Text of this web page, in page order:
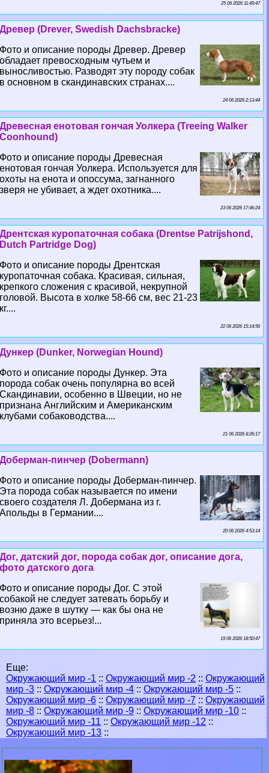
25 06 2026 11:49:47
Древер (Drever, Swedish Dachsbracke)
Фото и описание породы Древер. Древер
обладает превосходным чутьем и
выносливостью. Разводят эту породу собак
в основном в скандинавских странах....
24 06 2026 2:13:44
Древесная енотовая гончая Уолкера (Treeing Walker
Coonhound)
Фото и описание породы Древесная
енотовая гончая Уолкера. Используется для
охоты на енота и опоссума, загнанного
зверя не убивает, а ждет охотника....
23 06 2026 17:46:24
Дрентская куропаточная собака (Drentse Patrijshond,
Dutch Partridge Dog)
Фото и описание породы Дрентская
куропаточная собака. Красивая, сильная,
крепкого сложения с красивой, некрупной
головой. Высота в холке 58-66 см, вес 21-23
кг....
22 06 2026 15:14:56
Дункер (Dunker, Norwegian Hound)
Фото и описание породы Дункер. Эта
порода собак очень популярна во всей
Скандинавии, особенно в Швеции, но не
признана Английским и Американским
клубами собаководства....
21 06 2026 8:26:17
Доберман-пинчер (Dobermann)
Фото и описание породы Доберман-пинчер.
Эта порода собак называется по имени
своего создателя Л. Добермана из г.
Апольды в Германии....
20 06 2026 4:53:14
Дог, датский дог, порода собак дог, описание дога,
фото датского дога
Фото и описание породы Дог. С этой
собакой не следует затевать борьбу и
возню даже в шутку — как бы она не
приняла это всерьез!...
19 06 2026 18:50:47
Еще:
Окружающий мир -1 :: Окружающий мир -2 :: Окружающий
мир -3 :: Окружающий мир -4 :: Окружающий мир -5 ::
Окружающий мир -6 :: Окружающий мир -7 :: Окружающий
мир -8 :: Окружающий мир -9 :: Окружающий мир -10 ::
Окружающий мир -11 :: Окружающий мир -12 ::
Окружающий мир -13 ::